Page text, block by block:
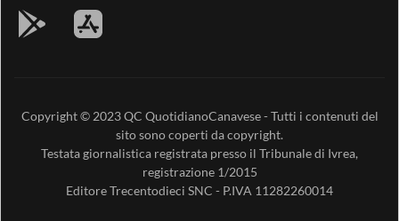
Copyright © 2023QC QuotidianoCanavese- Tutti i contenuti del
sito sono coperti da copyright.
Testata giornalistica registrata presso il Tribunale di Ivrea,
registrazione 1/2015
EditoreTrecentodieci SNC - P.IVA 11282260014